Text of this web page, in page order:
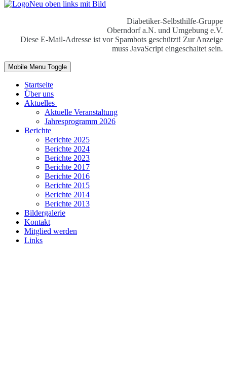
Diabetiker-Selbsthilfe-Gruppe
Oberndorf a.N. und Umgebung e.V.
Diese E-Mail-Adresse ist vor Spambots geschützt! Zur Anzeige
muss JavaScript eingeschaltet sein.
Mobile Menu Toggle
Startseite
Über uns
Aktuelles
Aktuelle Veranstaltung
Jahresprogramm 2026
Berichte
Berichte 2025
Berichte 2024
Berichte 2023
Berichte 2017
Berichte 2016
Berichte 2015
Berichte 2014
Berichte 2013
Bildergalerie
Kontakt
Mitglied werden
Links